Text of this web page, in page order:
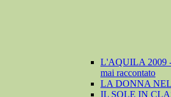
L'AQUILA 2009
mai raccontato
LA DONNA
IL SOLE IN